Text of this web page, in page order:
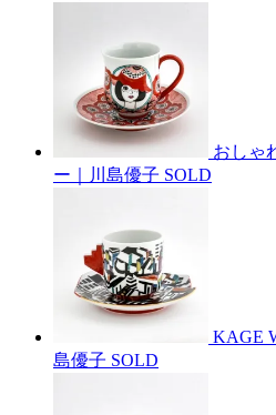
おしゃ
ー｜川島優子 SOLD
KAGE
島優子 SOLD